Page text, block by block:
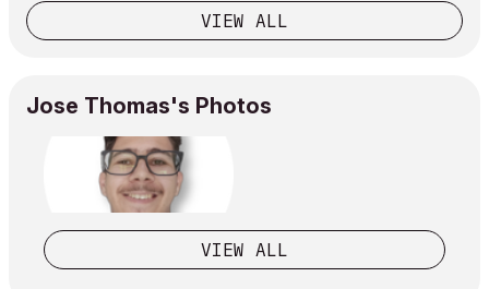
VIEW ALL
Jose Thomas's Photos
VIEW ALL